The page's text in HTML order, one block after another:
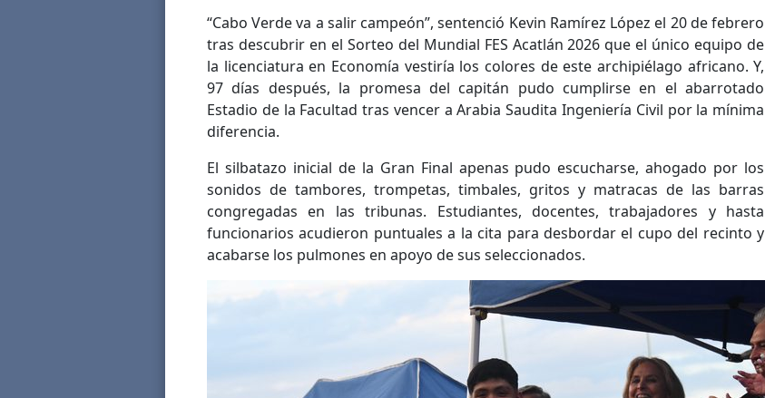
“Cabo Verde va a salir campeón”, sentenció Kevin Ramírez López el 20 de febrero
tras descubrir en el Sorteo del Mundial FES Acatlán 2026 que el único equipo de
la licenciatura en Economía vestiría los colores de este archipiélago africano. Y,
97 días después, la promesa del capitán pudo cumplirse en el abarrotado
Estadio de la Facultad tras vencer a Arabia Saudita Ingeniería Civil por la mínima
diferencia.
El silbatazo inicial de la Gran Final apenas pudo escucharse, ahogado por los
sonidos de tambores, trompetas, timbales, gritos y matracas de las barras
congregadas en las tribunas. Estudiantes, docentes, trabajadores y hasta
funcionarios acudieron puntuales a la cita para desbordar el cupo del recinto y
acabarse los pulmones en apoyo de sus seleccionados.